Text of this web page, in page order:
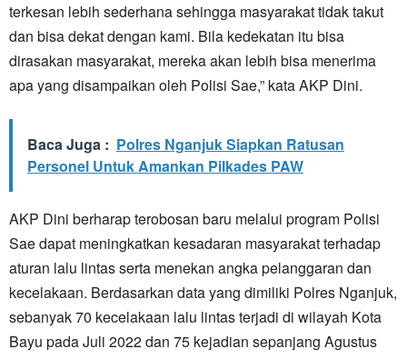
terkesan lebih sederhana sehingga masyarakat tidak takut
dan bisa dekat dengan kami. Bila kedekatan itu bisa
dirasakan masyarakat, mereka akan lebih bisa menerima
apa yang disampaikan oleh Polisi Sae,” kata AKP Dini.
Baca Juga : Polres Nganjuk Siapkan Ratusan
Personel Untuk Amankan Pilkades PAW
AKP Dini berharap terobosan baru melalui program Polisi
Sae dapat meningkatkan kesadaran masyarakat terhadap
aturan lalu lintas serta menekan angka pelanggaran dan
kecelakaan. Berdasarkan data yang dimiliki Polres Nganjuk,
sebanyak 70 kecelakaan lalu lintas terjadi di wilayah Kota
Bayu pada Juli 2022 dan 75 kejadian sepanjang Agustus